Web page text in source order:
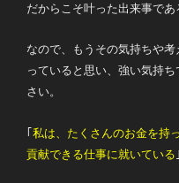
だからこそ叶った出来事であ
なので、もうその気持ちや
っていると思い、強い気持
さい。
｢私は、たくさんのお金を持
貢献できる仕事に就いている ｣